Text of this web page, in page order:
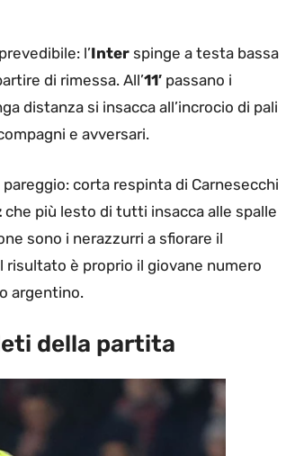
l’Inter spinge a testa bassa
di rimessa. All’11′ passano i
distanza si insacca all’incrocio di pali
e avversari.
corta respinta di Carnesecchi
che più lesto di tutti insacca alle spalle
sono i nerazzurri a sfiorare il
risultato è proprio il giovane numero
argentino.
della partita